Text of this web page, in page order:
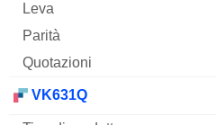
VK631Q